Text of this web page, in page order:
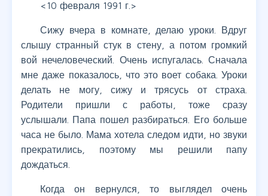
<10 февраля 1991 г.>
Сижу вчера в комнате, делаю уроки. Вдруг
слышу странный стук в стену, а потом громкий
вой нечеловеческий. Очень испугалась. Сначала
мне даже показалось, что это воет собака. Уроки
делать не могу, сижу и трясусь от страха.
Родители пришли с работы, тоже сразу
услышали. Папа пошел разбираться. Его больше
часа не было. Мама хотела следом идти, но звуки
прекратились, поэтому мы решили папу
дождаться.
Когда он вернулся, то выглядел очень